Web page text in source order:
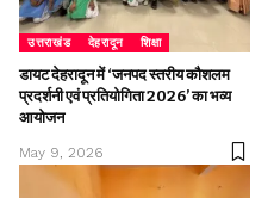
उत्तराखंड देहरादून शिक्षा
डायट देहरादून में ‘जनपद स्तरीय कौशलम
प्रदर्शनी एवं प्रतियोगिता 2026’ का भव्य
आयोजन
May 9, 2026